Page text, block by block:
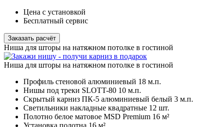
Цена с установкой
Бесплатный сервис
Заказать расчёт
Ниша для шторы на натяжном потолке в гостиной
Ниша для шторы на натяжном потолке в гостиной
Профиль стеновой алюминиевый 18 м.п.
Нишы под треки SLOTT-80 10 м.п.
Скрытый карниз ПК-5 алюминиевый белый 3 м.п.
Светильники накладные квадратные 12 шт.
Полотно белое матовое MSD Premium 16 м²
Установка полотна 16 м²